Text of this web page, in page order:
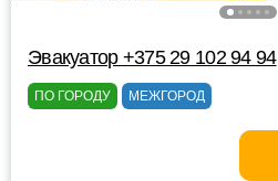
Эвакуатор +375 29 102 94 94
ПО ГОРОДУ МЕЖГОРОД